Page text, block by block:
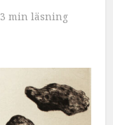
3 min läsning